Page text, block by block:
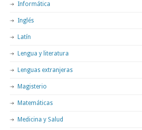
Informática
Inglés
Latín
Lengua y literatura
Lenguas extranjeras
Magisterio
Matemáticas
Medicina y Salud